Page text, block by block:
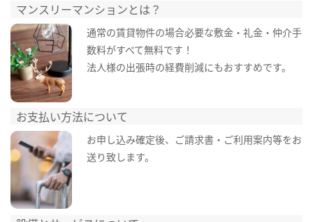
マンスリーマンションとは？
通常の賃貸物件の場合必要な敷金・礼金・仲介手
数料がすべて無料です！
法人様の出張時の経費削減にもおすすめです。
お支払い方法について
お申し込み確定後、ご請求書・ご利用案内等をお
送り致します。